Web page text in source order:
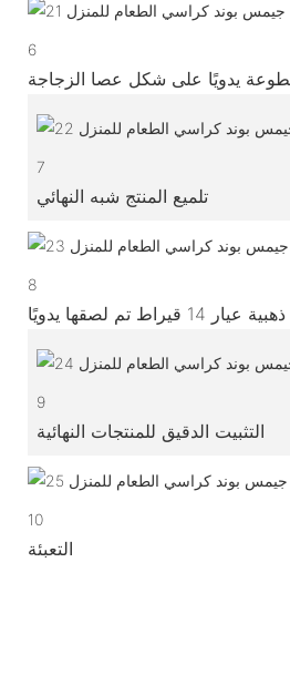
6
يدويًا على شكل عصا الزجاجة
7
تلميع المنتج شبه النهائي
8
14 قيراط تم لصقها يدويًا
9
التثبيت الدقيق للمنتجات النهائية
10
التعبئة